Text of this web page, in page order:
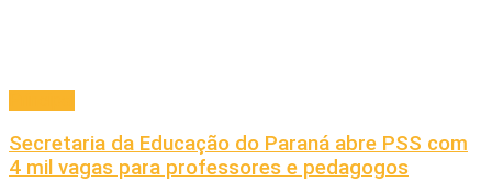
Secretaria da Educação do Paraná abre PSS com
4 mil vagas para professores e pedagogos